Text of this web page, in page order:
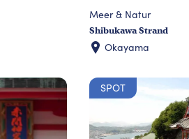
Meer & Natur
Shibukawa Strand
Okayama
SPOT